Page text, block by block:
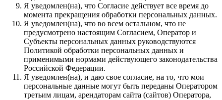
Я уведомлен(на), что Согласие действует все время до
момента прекращения обработки персональных данных.
Я уведомлен(на), что во всем остальном, что не
предусмотрено настоящим Согласием, Оператор и
Субъекты персональных данных руководствуются
Политикой обработки персональных данных и
применимыми нормами действующего законодательства
Российской Федерации.
Я уведомлен(на), и даю свое согласие, на то, что мои
персональные данные могут быть переданы Оператором
третьим лицам, арендаторам сайта (сайтов) Оператора,